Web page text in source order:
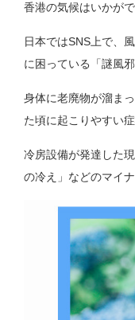
香港の気候はいかが
日本ではSNS上で、
に困っている「謎風
身体に老廃物が溜ま
た頃に起こりやすい症
冷房設備が発達した
の冷え」などのマイ